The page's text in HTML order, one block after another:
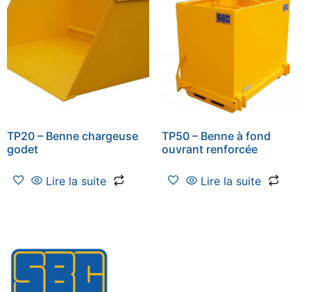
TP20 – Benne chargeuse
godet
Lire la suite
TP50 – Benne à fond
ouvrant renforcée
Lire la suite